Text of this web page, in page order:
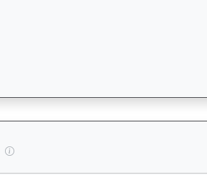
（慢跑、游泳、快跑）及
連連幸運（K010）— 馬匹體